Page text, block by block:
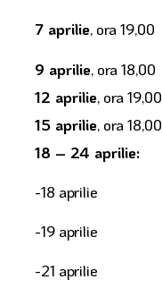
7 aprilie, ora 19,00
9 aprilie, ora 18,00
12 aprilie, ora 19,00
15 aprilie, ora 18,00
18 – 24 aprilie:
-18 aprilie
-19 aprilie
-21 aprilie